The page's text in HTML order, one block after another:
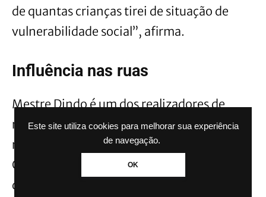
Este site utiliza cookies para melhorar sua experiência
de navegação.
OK
de quantas crianças tirei de situação de
vulnerabilidade social”, afirma.
Influência nas ruas
Mestre Dindo é um dos realizadores de
rodas de capoeira nas ruas de Canoas. Na
rotina dele, estão várias. São elas: roda do
Calçadão de Canoas que ele realiza há mais
de 27 anos; roda da Avenida 17 de Abril no